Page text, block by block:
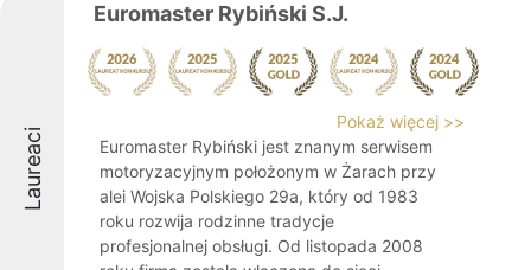
Laureaci
Euromaster Rybiński S.J.
Pokaż więcej >>
Euromaster Rybiński jest znanym serwisem
motoryzacyjnym położonym w Żarach przy
alei Wojska Polskiego 29a, który od 1983
roku rozwija rodzinne tradycje
profesjonalnej obsługi. Od listopada 2008